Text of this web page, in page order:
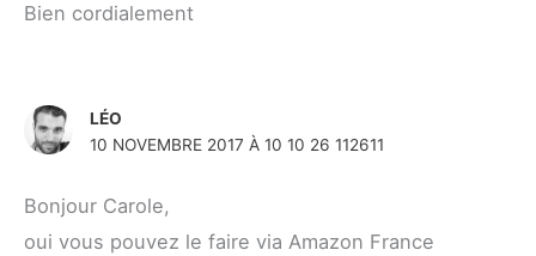
Bien cordialement
LÉO
10 NOVEMBRE 2017 À 10 10 26 112611
Bonjour Carole,
oui vous pouvez le faire via Amazon France